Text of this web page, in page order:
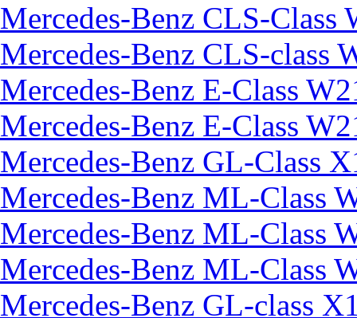
Mercedes-Benz CLS-Class
Mercedes-Benz CLS-class
Mercedes-Benz E-Class
Mercedes-Benz E-Class
Mercedes-Benz GL-Class
Mercedes-Benz ML-Class
Mercedes-Benz ML-Class
Mercedes-Benz ML-Class
Mercedes-Benz GL-class